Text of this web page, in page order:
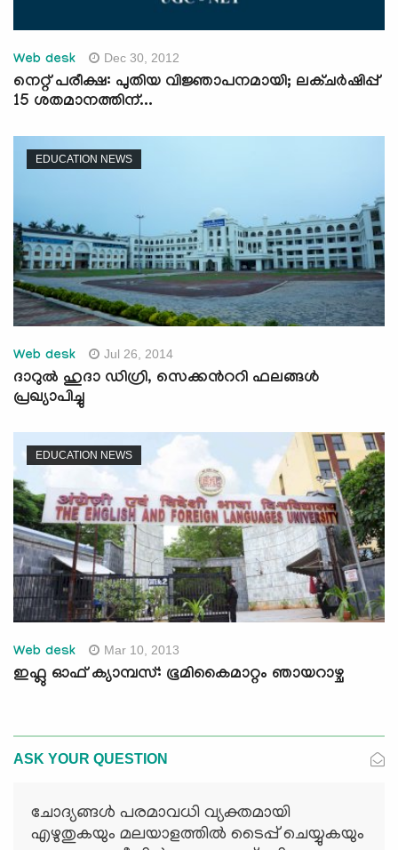
Web desk Dec 30, 2012
നെറ്റ് പരീക്ഷ: പുതിയ വിജ്ഞാപനമായി; ലക്ചര്‍ഷിപ്പ്
15 ശതമാനത്തിന്...
EDUCATION NEWS
Web desk Jul 26, 2014
ദാറുല്‍ ഹുദാ ഡിഗ്രി, സെക്കന്‍ററി ഫലങ്ങള്‍
പ്രഖ്യാപിച്ചു
EDUCATION NEWS
Web desk Mar 10, 2013
ഇഫ്ലു ഓഫ് ക്യാമ്പസ്: ഭൂമികൈമാറ്റം ഞായറാഴ്ച
ASK YOUR QUESTION
ചോദ്യങ്ങള്‍ പരമാവധി വ്യക്തമായി
എഴുതുകയും മലയാളത്തില്‍ ടൈപ്പ് ചെയ്യുകയും